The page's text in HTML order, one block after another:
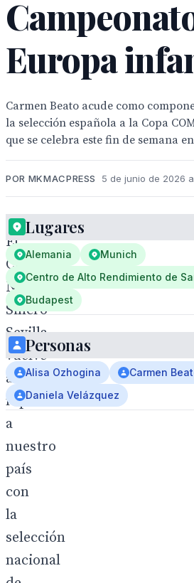
Europa
Carmen Beato acude como
la selección española a la Copa
que se celebra este fin de semana
POR MKMACPRESS 5 de junio de 2026
El
Club
Natación
Sincro
Sevilla
vuelve
a
representar
a
nuestro
país
con
la
selección
nacional
Lugares
Alemania
Munich
Centro de Alto Rendimiento de
Budapest
Personas
Alisa Ozhogina
Carmen
Daniela Velázquez